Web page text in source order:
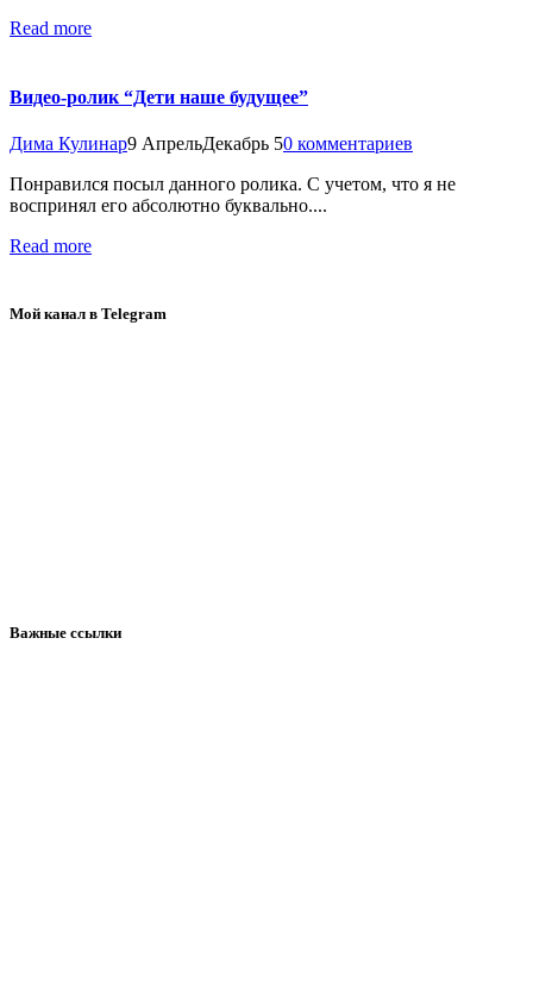
Read more
Видео-ролик “Дети наше будущее”
Дима Кулинар9 АпрельДекабрь 50 комментариев
Понравился посыл данного ролика. С учетом, что я не
воспринял его абсолютно буквально....
Read more
Мой канал в Telegram
Важные ссылки